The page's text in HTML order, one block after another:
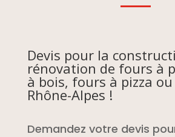
Devis pour la
rénovation de fours à
à bois, fours à pizza
Rhône-Alpes !
Demandez votre devis